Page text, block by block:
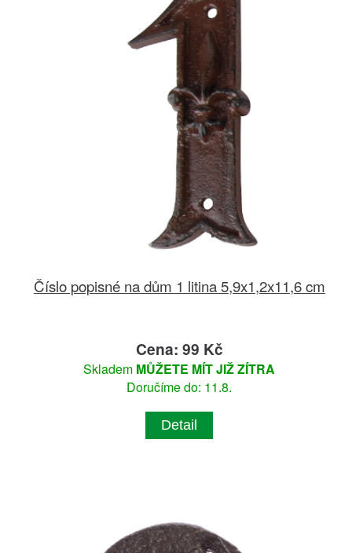
Číslo popisné na dům 1 litina 5,9x1,2x11,6 cm
Cena: 99 Kč
Skladem MŮŽETE MÍT JIŽ ZÍTRA
Doručíme do: 11.8.
Detail